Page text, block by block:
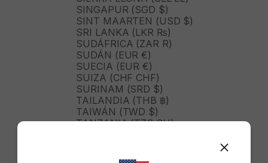
SINGAPUR (SGD $)
SINT MAARTEN (USD $)
SRI LANKA (LKR ₨)
SUDÁFRICA (ZAR R)
SUDÁN (EUR €)
SUECIA (EUR €)
SUIZA (CHF CHF)
SURINAM (SRD $)
TAILANDIA (THB ฿)
TAIWÁN (TWD $)
TANZANIA (TZS SH)
TONGA (TOP T$)